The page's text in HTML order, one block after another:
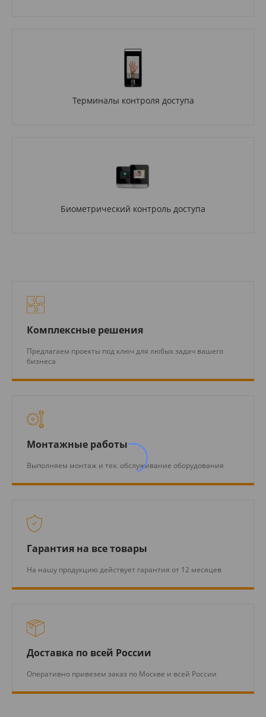
Терминалы контроля доступа
Биометрический контроль доступа
Комплексные решения
Предлагаем проекты под ключ для любых задач вашего
бизнеса
Монтажные работы
Выполняем монтаж и тех. обслуживание оборудования
Гарантия на все товары
На нашу продукцию действует гарантия от 12 месяцев
Доставка по всей России
Оперативно привезем заказ по Москве и всей России